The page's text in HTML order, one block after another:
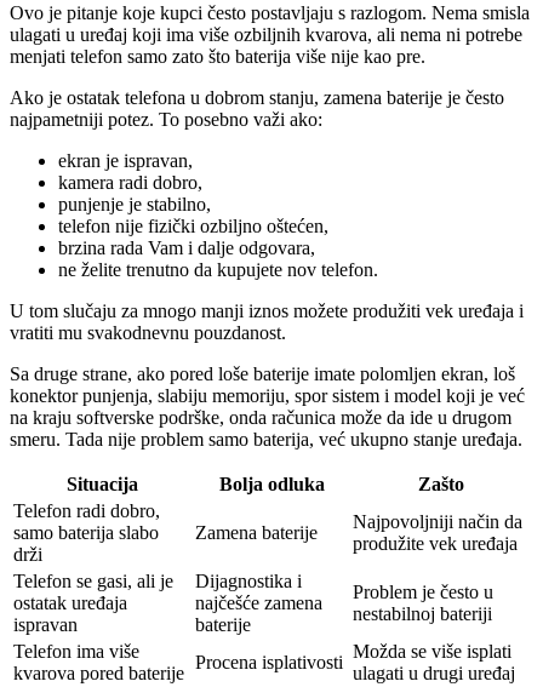
Ovo je pitanje koje kupci često postavljaju s razlogom. Nema smisla
ulagati u uređaj koji ima više ozbiljnih kvarova, ali nema ni potrebe
menjati telefon samo zato što baterija više nije kao pre.
Ako je ostatak telefona u dobrom stanju, zamena baterije je često
najpametniji potez. To posebno važi ako:
ekran je ispravan,
kamera radi dobro,
punjenje je stabilno,
telefon nije fizički ozbiljno oštećen,
brzina rada Vam i dalje odgovara,
ne želite trenutno da kupujete nov telefon.
U tom slučaju za mnogo manji iznos možete produžiti vek uređaja i
vratiti mu svakodnevnu pouzdanost.
Sa druge strane, ako pored loše baterije imate polomljen ekran, loš
konektor punjenja, slabiju memoriju, spor sistem i model koji je već
na kraju softverske podrške, onda računica može da ide u drugom
smeru. Tada nije problem samo baterija, već ukupno stanje uređaja.
Situacija Bolja odluka
Zašto
Telefon radi dobro,
samo baterija slabo
drži
Zamena baterije
Najpovoljniji način da
produžite vek uređaja
Telefon se gasi, ali je
ostatak uređaja
ispravan
Dijagnostika i
najčešće zamena
baterije
Problem je često u
nestabilnoj bateriji
Telefon ima više
kvarova pored baterije
Procena isplativosti
Možda se više isplati
ulagati u drugi uređaj